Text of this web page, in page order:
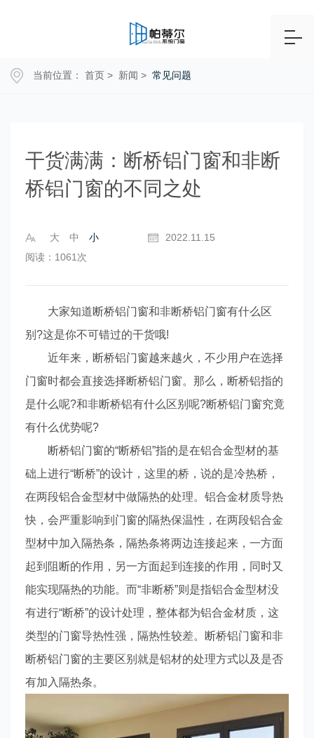
当前位置： 首页 > 新闻 > 常见问题
干货满满：断桥铝门窗和非断
桥铝门窗的不同之处
大 中 小
2022.11.15
阅读：1061次
大家知道断桥铝门窗和非断桥铝门窗有什么区
别?这是你不可错过的干货哦!
近年来，断桥铝门窗越来越火，不少用户在选择
门窗时都会直接选择断桥铝门窗。那么，断桥铝指的
是什么呢?和非断桥铝有什么区别呢?断桥铝门窗究竟
有什么优势呢?
断桥铝门窗的“断桥铝”指的是在铝合金型材的基
础上进行“断桥”的设计，这里的桥，说的是冷热桥，
在两段铝合金型材中做隔热的处理。铝合金材质导热
快，会严重影响到门窗的隔热保温性，在两段铝合金
型材中加入隔热条，隔热条将两边连接起来，一方面
起到阻断的作用，另一方面起到连接的作用，同时又
能实现隔热的功能。而“非断桥”则是指铝合金型材没
有进行“断桥”的设计处理，整体都为铝合金材质，这
类型的门窗导热性强，隔热性较差。断桥铝门窗和非
断桥铝门窗的主要区别就是铝材的处理方式以及是否
有加入隔热条。